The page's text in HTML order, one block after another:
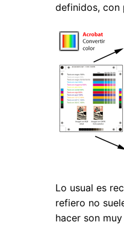
definidos, con
Lo usual es
refiero no
hacer son